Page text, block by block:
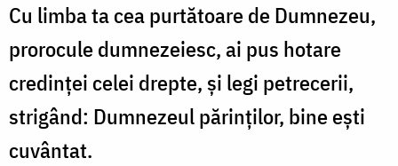
Cu limba ta cea purtătoare de Dumnezeu,
prorocule dumnezeiesc, ai pus hotare
credinţei celei drepte, şi legi petrecerii,
strigând: Dumnezeul părinţilor, bine eşti
cuvântat.